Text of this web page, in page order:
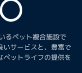
るペット複合施設で
いサービスと、豊富で
ットライフの提供を